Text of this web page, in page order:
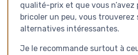
qualité-prix et que vous n’avez
bricoler un peu, vous trouverez
alternatives intéressantes.
Je le recommande surtout à